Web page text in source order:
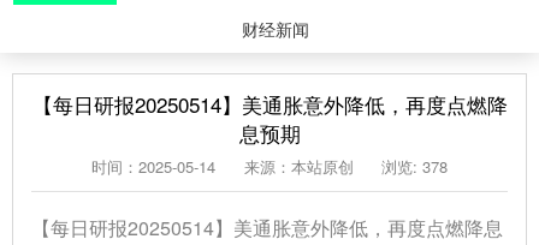
财经新闻
【每日研报20250514】美通胀意外降低，再度点燃降
息预期
时间：2025-05-14 来源：本站原创 浏览: 378
【每日研报20250514】美通胀意外降低，再度点燃降息